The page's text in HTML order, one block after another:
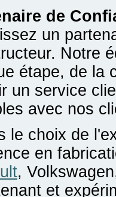
de
un
Notre
étape, de la
un service
avec nos
le choix de
en
,
et